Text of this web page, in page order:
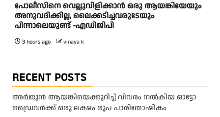
പോലീസിനെ വെല്ലുവിളിക്കാൻ ഒരു ആയങ്കിയേയും
അനുവദിക്കില്ല, ലൈക്കടിച്ചവരുടേയും
പിന്നാലെയുണ്ട് -എഡിജിപി
3 hours ago vinaya k
RECENT POSTS
അ​ർ​ജു​ൻ ആ​യ​ങ്കി​യെ​ക്കു​റി​ച്ച് വി​വ​രം ന​ൽ​കി​യ ഓ​ട്ടോ
ഡ്രൈ​വ​ർ​ക്ക് ഒ​രു ല​ക്ഷം രൂ​പ പാ​രി​തോ​ഷി​കം